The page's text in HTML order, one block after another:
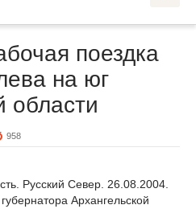
поездка
на юг
области
958
Русский Север. 26.08.2004.
Архангельской